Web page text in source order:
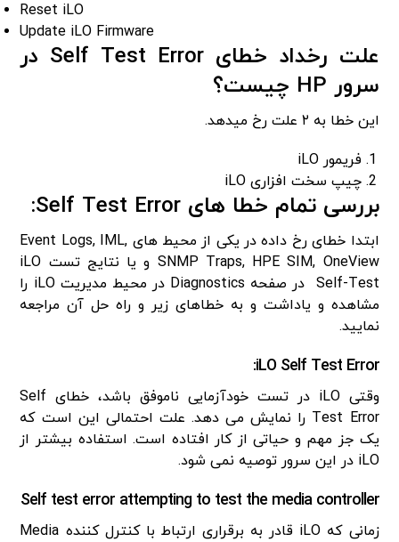
Reset iLO
Update iLO Firmware
علت رخداد خطای Self Test Error در
سرور HP چیست؟
این خطا به ۲ علت رخ میدهد.
فریمور iLO
چیپ سخت افزاری iLO
بررسی تمام خطا های Self Test Error:
ابتدا خطای رخ داده در یکی از محیط های Event Logs, IML,
SNMP Traps, HPE SIM, OneView و یا نتایج تست iLO
Self-Test در صفحه Diagnostics در محیط مدیریت iLO را
مشاهده و یاداشت و به خطاهای زیر و راه حل آن مراجعه
نمایید.
iLO Self Test Error:
وقتی iLO در تست خودآزمایی ناموفق باشد، خطای Self
Test Error را نمایش می دهد. علت احتمالی این است که
یک جز مهم و حیاتی از کار افتاده است. استفاده بیشتر از
iLO در این سرور توصیه نمی شود.
Self test error attempting to test the media controller
زمانی که iLO قادر به برقراری ارتباط با کنترل کننده Media